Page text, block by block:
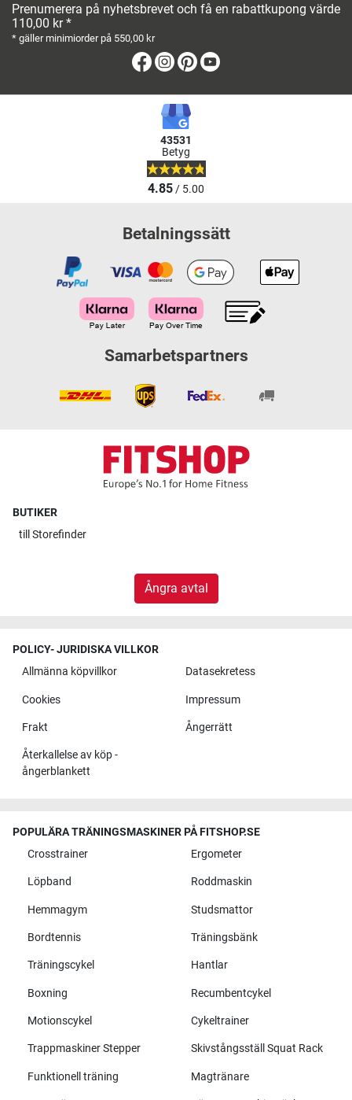
Prenumerera på nyhetsbrevet och få en rabattkupong värde
110,00 kr *
* gäller minimiorder på 550,00 kr
Facebook
Instagram
Pinterest
43531
Betyg
4.85/ 5.00
Betalningssätt
Samarbetspartners
BUTIKER
till Storefinder
Ångra avtal
POLICY- JURIDISKA VILLKOR
Allmänna köpvillkor
Datasekretess
Cookies Impressum
Frakt Ångerrätt
Återkallelse av köp -
ångerblankett
POPULÄRA TRÄNINGSMASKINER PÅ FITSHOP.SE
Crosstrainer
Ergometer
Löpband Roddmaskin
Hemmagym Studsmattor
Bordtennis Träningsbänk
Träningscykel Hantlar
Boxning Recumbentcykel
Motionscykel Cykeltrainer
Trappmaskiner Stepper Skivstångsställ Squat Rack
Funktionell träning Magtränare